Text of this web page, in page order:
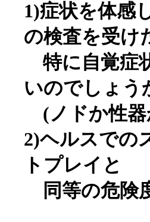
1)症状を体感
の検査を受け
特に自覚症
いのでしょう
(ノドか性器
2)ヘルスでの
トプレイと
同等の危険